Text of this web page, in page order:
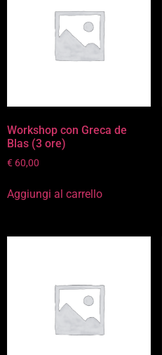
Workshop con Greca de
Blas (3 ore)
€ 60,00
Aggiungi al carrello